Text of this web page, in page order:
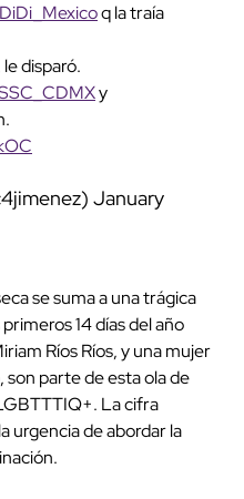
q la traía
disparó.
y
January
se suma a una trágica
14 días del año
Ríos Ríos, y una mujer
parte de esta ola de
La cifra
urgencia de abordar la